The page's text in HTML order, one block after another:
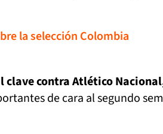
la selección Colombia
contra Atlético
de cara al segundo